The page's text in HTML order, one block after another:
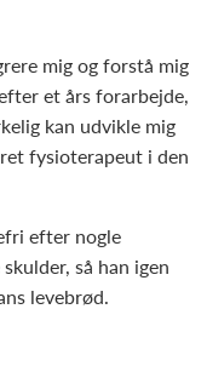
mig og forstå mig
et års forarbejde,
kan udvikle mig
fysioterapeut i den
efter nogle
så han igen
levebrød.